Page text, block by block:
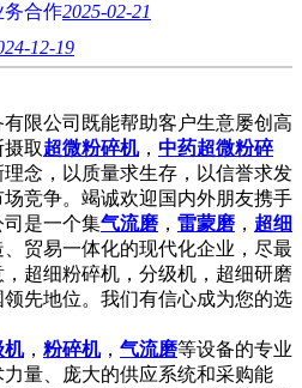
务合作2025-02-21
12-19
公司既能帮助客户生意屡创高
取超微粉碎机， 中药超微粉碎
念，以质量求生存，以信誉求发
竞争。竭诚欢迎国内外朋友携手
是一个集气流磨 ， 雷蒙磨 ， 超细
贸易一体化的现代化企业，尽最
超细粉碎机，分级机，超细研磨
先地位。我们有信心成为您的选
机， 粉碎机， 气流磨等设备的专业
量、庞大的供应系统和采购能